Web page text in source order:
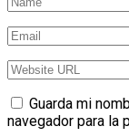
Guarda mi
navegador para la